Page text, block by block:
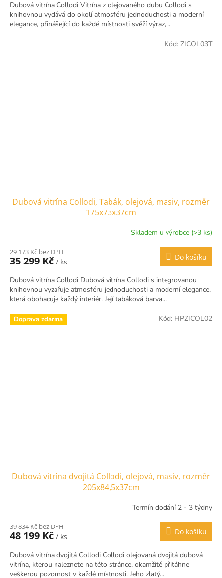
Dubová vitrína Collodi Vitrína z olejovaného dubu Collodi s
knihovnou vydává do okolí atmosféru jednoduchosti a moderní
elegance, přinášející do každé místnosti svěží výraz,...
Dubová vitrína Collodi, Tabák, olejová, masiv, rozměr
175x73x37cm
Skladem u výrobce (>3 ks)
29 173 Kč bez DPH
35 299 Kč / ks
Do košíku
Dubová vitrína Collodi Dubová vitrína Collodi s integrovanou
knihovnou vyzařuje atmosféru jednoduchosti a moderní elegance,
která obohacuje každý interiér. Její tabáková barva...
Kód: ZICOL03T
Doprava zdarma
Dubová vitrína dvojitá Collodi, olejová, masiv, rozměr
205x84,5x37cm
Termín dodání 2 - 3 týdny
39 834 Kč bez DPH
48 199 Kč / ks
Do košíku
Dubová vitrína dvojitá Collodi Collodi olejovaná dvojitá dubová
vitrína, kterou naleznete na této stránce, okamžitě přitáhne
veškerou pozornost v každé místnosti. Jeho zlatý...
Kód: HPZICOL02